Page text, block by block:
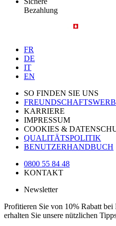
Bezahlung
FR
DE
IT
EN
SO FINDEN SIE UNS
KARRIERE
IMPRESSUM
COOKIES &
QUALITÄTSPOLITIK
BENUTZERHANDBUCH
0800 55 84 48
KONTAKT
Newsletter
Profitieren Sie von 10% Rabatt
erhalten Sie unsere nützlichen